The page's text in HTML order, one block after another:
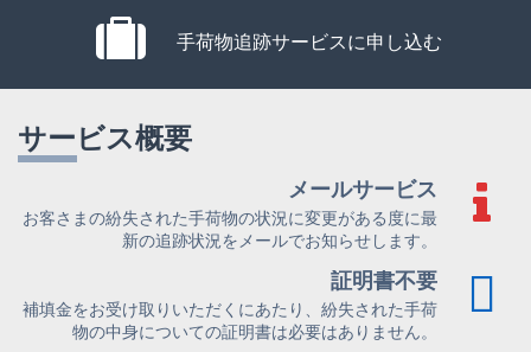
手荷物追跡サービスに申し込む
サービス概要
メールサービス
お客さまの紛失された手荷物の状況に変更がある度に最
新の追跡状況をメールでお知らせします。
証明書不要
補填金をお受け取りいただくにあたり、紛失された手荷
物の中身についての証明書は必要はありません。